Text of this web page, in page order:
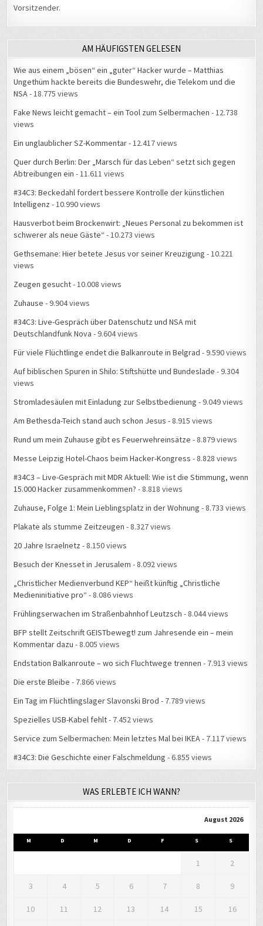
Vorsitzender.
AM HÄUFIGSTEN GELESEN
Wie aus einem „bösen“ ein „guter“ Hacker wurde – Matthias
Ungethüm hackte bereits die Bundeswehr, die Telekom und die
NSA- 18.775 views
Fake News leicht gemacht – ein Tool zum Selbermachen - 12.738
views
Ein unglaublicher SZ-Kommentar- 12.417 views
Quer durch Berlin: Der „Marsch für das Leben“ setzt sich gegen
Abtreibungen ein - 11.611 views
#34C3: Beckedahl fordert bessere Kontrolle der künstlichen
Intelligenz - 10.990 views
Hausverbot beim Brockenwirt: „Neues Personal zu bekommen ist
schwerer als neue Gäste“ - 10.273 views
Gethsemane: Hier betete Jesus vor seiner Kreuzigung - 10.221
views
Zeugen gesucht- 10.008 views
Zuhause - 9.904 views
#34C3: Live-Gespräch über Datenschutz und NSA mit
Deutschlandfunk Nova - 9.604 views
Für viele Flüchtlinge endet die Balkanroute in Belgrad - 9.590 views
Auf biblischen Spuren in Shilo: Stiftshütte und Bundeslade - 9.304
views
Stromladesäulen mit Einladung zur Selbstbedienung - 9.049 views
Am Bethesda-Teich stand auch schon Jesus - 8.915 views
Rund um mein Zuhause gibt es Feuerwehreinsätze - 8.879 views
Messe Leipzig Hotel-Chaos beim Hacker-Kongress - 8.828 views
#34C3 – Live-Gespräch mit MDR Aktuell: Wie ist die Stimmung, wenn
15.000 Hacker zusammenkommen? - 8.818 views
Zuhause, Folge 1: Mein Lieblingsplatz in der Wohnung - 8.733 views
Plakate als stumme Zeitzeugen - 8.327 views
20 Jahre Israelnetz - 8.150 views
Besuch der Knesset in Jerusalem - 8.092 views
„Christlicher Medienverbund KEP“ heißt künftig „Christliche
Medieninitiative pro“ - 8.086 views
Frühlingserwachen im Straßenbahnhof Leutzsch - 8.044 views
BFP stellt Zeitschrift GEISTbewegt! zum Jahresende ein – mein
Kommentar dazu - 8.005 views
Endstation Balkanroute – wo sich Fluchtwege trennen - 7.913 views
Die erste Bleibe - 7.866 views
Ein Tag im Flüchtlingslager Slavonski Brod - 7.789 views
Spezielles USB-Kabel fehlt- 7.452 views
Service zum Selbermachen: Mein letztes Mal bei IKEA- 7.117 views
#34C3: Die Geschichte einer Falschmeldung - 6.855 views
WAS ERLEBTE ICH WANN?
August 2026
M D M D F S S
1 2
3 4 5 6 7 8 9
10 11 12 13 14 15 16